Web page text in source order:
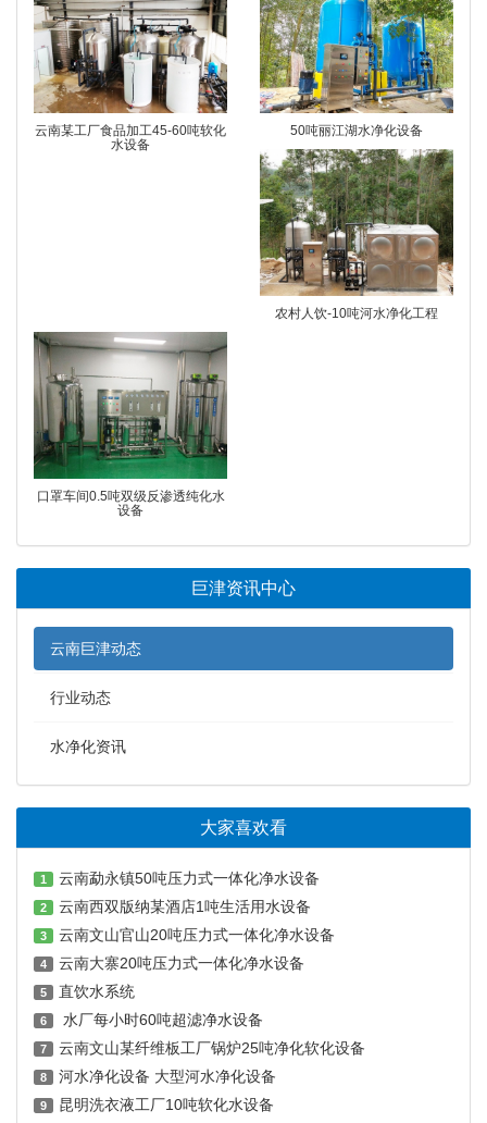
云南某工厂食品加工45-60吨软化
水设备
50吨丽江湖水净化设备
农村人饮-10吨河水净化工程
口罩车间0.5吨双级反渗透纯化水
设备
巨津资讯中心
云南巨津动态
行业动态
水净化资讯
大家喜欢看
1 云南勐永镇50吨压力式一体化净水设备
2 云南西双版纳某酒店1吨生活用水设备
3 云南文山官山20吨压力式一体化净水设备
4 云南大寨20吨压力式一体化净水设备
5 直饮水系统
6 水厂每小时60吨超滤净水设备
7 云南文山某纤维板工厂锅炉25吨净化软化设备
8 河水净化设备 大型河水净化设备
9 昆明洗衣液工厂10吨软化水设备